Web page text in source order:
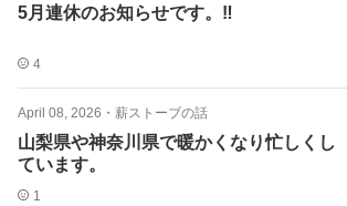
5月連休のお知らせです。‼️
4
April 08, 2026 ・ 薪ストーブの話
山梨県や神奈川県で暖かくなり忙しくし
ています。
1